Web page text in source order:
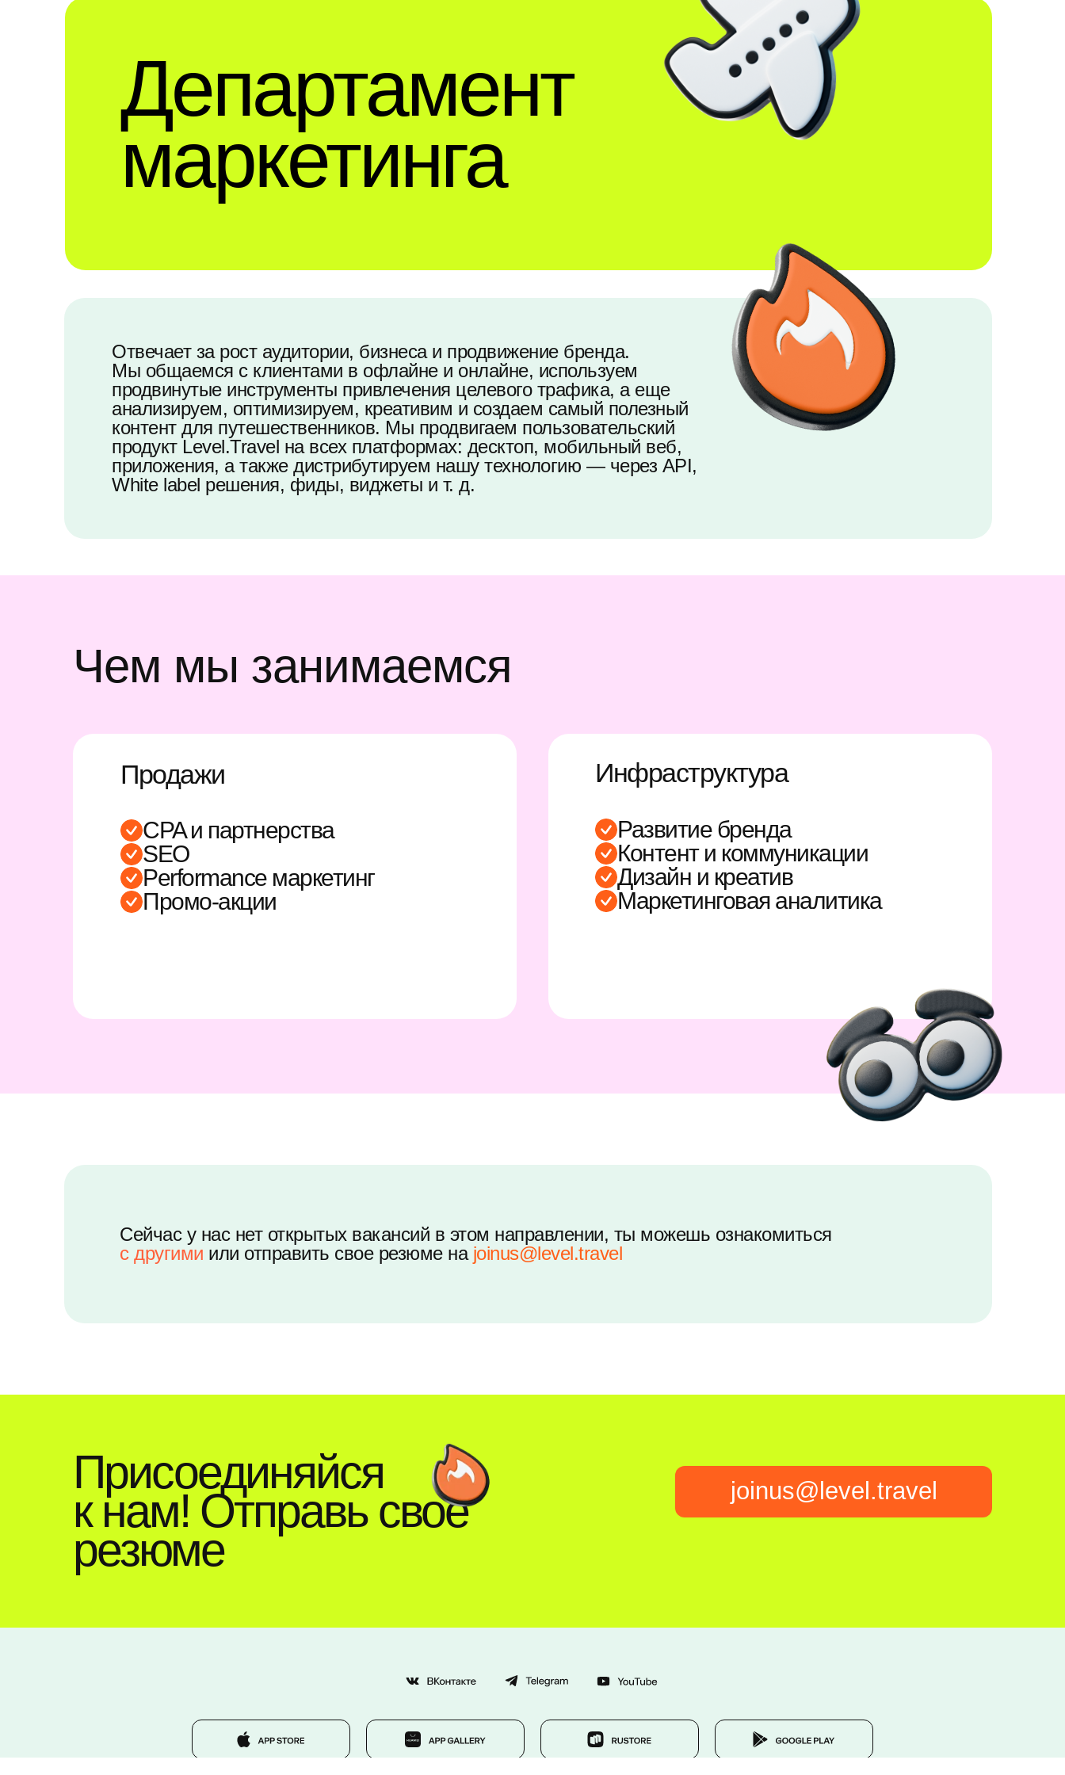
Департамент
маркетинга
Отвечает за рост аудитории, бизнеса и продвижение бренда.
Мы общаемся с клиентами в офлайне и онлайне, используем
продвинутые инструменты привлечения целевого трафика, а еще
анализируем, оптимизируем, креативим и создаем самый полезный
контент для путешественников. Мы продвигаем пользовательский
продукт Level.Travel на всех платформах: десктоп, мобильный веб,
приложения, а также дистрибутируем нашу технологию — через API,
White label решения, фиды, виджеты и т. д.
CPA и партнерства
SEO
Performance маркетинг
Промо-акции
Продажи
Развитие бренда
Контент и коммуникации
Дизайн и креатив
Маркетинговая аналитика
Инфраструктура
Чем мы занимаемся
Сейчас у нас нет открытых вакансий в этом направлении, ты можешь ознакомиться
с другими или отправить свое резюме на joinus@level.travel
Присоединяйся
к нам! Отправь свое
резюме
joinus@level.travel